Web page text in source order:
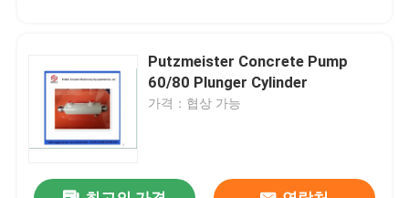
동영상
Putzmeister Concrete Pump
60/80 Plunger Cylinder
가격：협상 가능